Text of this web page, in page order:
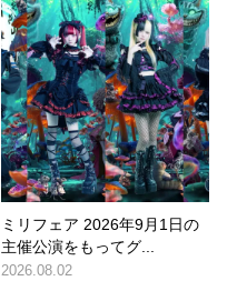
ミリフェア 2026年9月1日の
主催公演をもってグ...
2026.08.02